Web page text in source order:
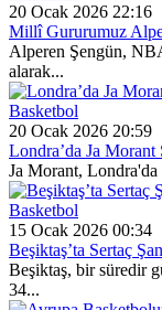
20 Ocak 2026 22:16
Millî Gururumuz
Alperen Şengün,
alarak...
Basketbol
20 Ocak 2026 20:59
Londra’da Ja Morant
Ja Morant, Londra'da
Basketbol
15 Ocak 2026 00:34
Beşiktaş’ta Sertaç
Beşiktaş, bir süredir
34...